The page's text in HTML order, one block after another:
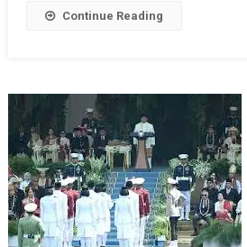
Continue Reading